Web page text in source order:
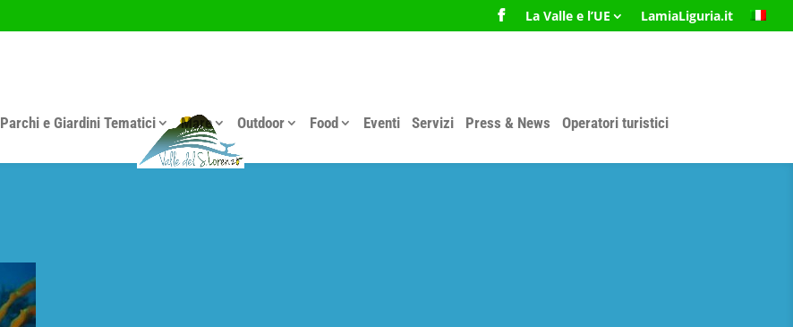
La Valle e l’UE LamiaLiguria.it
Parchi e Giardini Tematici Mare Outdoor Food Eventi Servizi Press & News Operatori turistici